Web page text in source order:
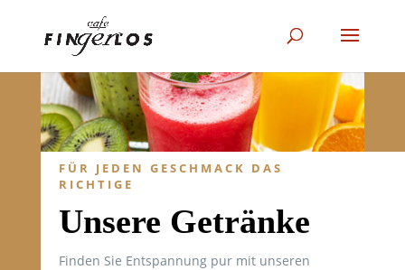
FÜR JEDEN GESCHMACK DAS
RICHTIGE
Unsere Getränke
Finden Sie Entspannung pur mit unseren